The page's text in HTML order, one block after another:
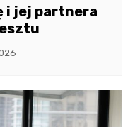
i jej partnera